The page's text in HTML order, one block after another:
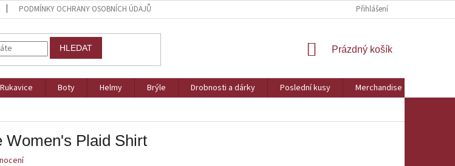
PODMÍNKY OCHRANY OSOBNÍCH ÚDAJŮ Přihlášení
HLEDAT
NÁKUPNÍ
Prázdný košík
Rukavice Boty Helmy Brýle Drobnosti a dárky Poslední kusy Merchandise
Women's Plaid Shirt